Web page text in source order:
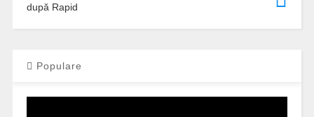
după Rapid
Populare